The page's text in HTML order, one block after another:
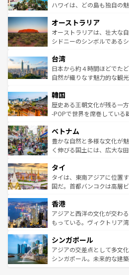
西部には大自然が広がり、
部のニューオーリンズでは
文化が魅力。旅行者はアメ
しみながら、その多様性と
ならではの贅沢な旅のスタイルだ。 なお、新着
情報はコンテンツ一覧を参
ハワイは、どの島も独自の
ワイ島は見逃せない。また
島だが、静かな自然を求め
おすすめ。エメラルドグリ
れるおもてなしの心で訪れ
人々、おいしいローカルフ
ク、伝統的なフラダンスな
ワイを、存分に味わってほしい。 なお、新着のハ
はコンテンツ一覧を参照し
オーストラリア
オーストラリアは、壮大な
シドニーのシンボルである
リアリーフや大陸中央部に
ク）、タスマニアの美しい
ど、見どころがたくさん。
いる。アクティビティも充
ビング、ハイキングなど、
い。オーストラリアの多彩
参照してほしい。
台湾
日本から約４時間ほどでた
自然が織りなす魅力的な観
ン）、静ひつな山岳地帯で
と山間の静けさが共存して
驚きをもたらしてくれる。
容にもいいと評判のスイー
が味わえる。 なお、新
照してほしい。
韓国
歴史ある王朝文化が残る一
-POPで世界を席巻している
き、地方に足を延ばせば四
できる。そして、キムチや
まで、さまざまな韓国料理
リティに包まれながら、韓
わってみてほ
覧を参照してほしい。
ベトナム
豊かな自然と多様な文化が
く伸びる国土には、広大な
急速な発展と共に伝統が息
ーチミン市のフランス統治
醸し出している。また、バ
とつ。フォーやバインミー
ひ現地で味わいたい。どの
が旅行者を迎えてくれるの
参照してほしい。
タイ
タイは、東南アジアに位置
国だ。首都バンコクは高層
の活気が交差している。北
帯で自然と触れ合い、南部
いビーチでリゾート気分を
激する。気候は一年中温暖
が待っている。親しみやす
た文化、そして多様な観光
香港
アジアと西洋の文化が交わ
もっている。ヴィクトリア
み、どこを訪れても感動す
ており、効率よく見どころ
うな絶景から文化的な体験
シンガポール
アジアの交差点として多文
シンガポール。未来的な建